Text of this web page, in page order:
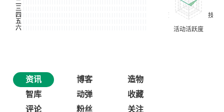
资讯 博客
造物
智库
动弹
收藏
评论
粉丝 关注